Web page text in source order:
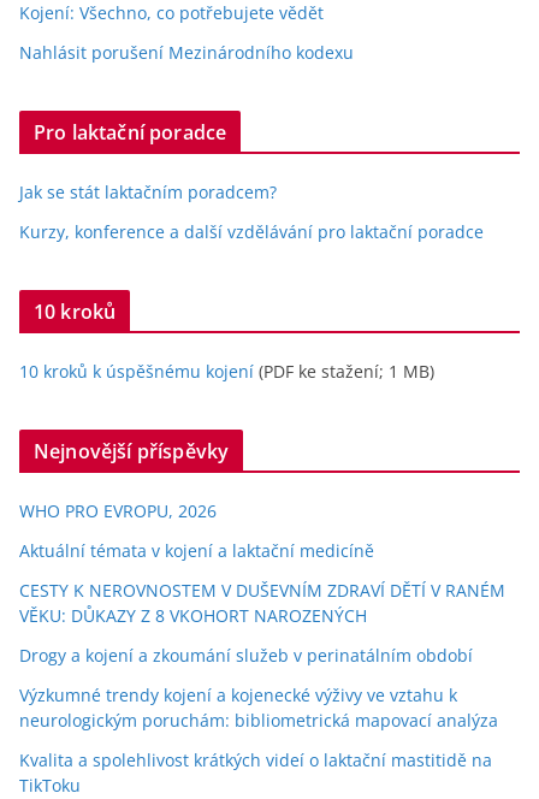
Kojení: Všechno, co potřebujete vědět
Nahlásit porušení Mezinárodního kodexu
Pro laktační poradce
Jak se stát laktačním poradcem?
Kurzy, konference a další vzdělávání pro laktační poradce
10 kroků
10 kroků k úspěšnému kojení (PDF ke stažení; 1 MB)
Nejnovější příspěvky
WHO PRO EVROPU, 2026
Aktuální témata v kojení a laktační medicíně
CESTY K NEROVNOSTEM V DUŠEVNÍM ZDRAVÍ DĚTÍ V RANÉM
VĚKU: DŮKAZY Z 8 VKOHORT NAROZENÝCH
Drogy a kojení a zkoumání služeb v perinatálním období
Výzkumné trendy kojení a kojenecké výživy ve vztahu k
neurologickým poruchám: bibliometrická mapovací analýza
Kvalita a spolehlivost krátkých videí o laktační mastitidě na
TikToku